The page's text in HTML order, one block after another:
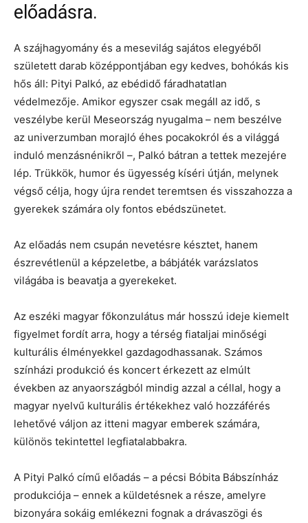
előadásra.
A szájhagyomány és a mesevilág sajátos elegyéből
született darab középpontjában egy kedves, bohókás kis
hős áll: Pityi Palkó, az ebédidő fáradhatatlan
védelmezője. Amikor egyszer csak megáll az idő, s
veszélybe kerül Meseország nyugalma – nem beszélve
az univerzumban morajló éhes pocakokról és a világgá
induló menzásnénikről –, Palkó bátran a tettek mezejére
lép. Trükkök, humor és ügyesség kíséri útján, melynek
végső célja, hogy újra rendet teremtsen és visszahozza a
gyerekek számára oly fontos ebédszünetet.
Az előadás nem csupán nevetésre késztet, hanem
észrevétlenül a képzeletbe, a bábjáték varázslatos
világába is beavatja a gyerekeket.
Az eszéki magyar főkonzulátus már hosszú ideje kiemelt
figyelmet fordít arra, hogy a térség fiataljai minőségi
kulturális élményekkel gazdagodhassanak. Számos
színházi produkció és koncert érkezett az elmúlt
években az anyaországból mindig azzal a céllal, hogy a
magyar nyelvű kulturális értékekhez való hozzáférés
lehetővé váljon az itteni magyar emberek számára,
különös tekintettel legfiatalabbakra.
A Pityi Palkó című előadás – a pécsi Bóbita Bábszínház
produkciója – ennek a küldetésnek a része, amelyre
bizonyára sokáig emlékezni fognak a drávaszögi és